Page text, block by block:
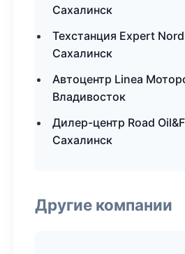
Сахалинск
Техстанция Expert
Сахалинск
Автоцентр Linea
Владивосток
Дилер-центр Road
Сахалинск
Другие компании